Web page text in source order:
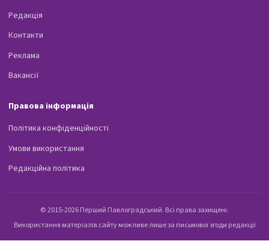
Редакція
Контакти
Реклама
Вакансії
Правова інформація
Політика конфіденційності
Умови використання
Редакційна політика
© 2015-2026 Перший Павлоградський. Всі права захищені.
Використання матеріалів сайту можливе лише за письмової згоди редакції